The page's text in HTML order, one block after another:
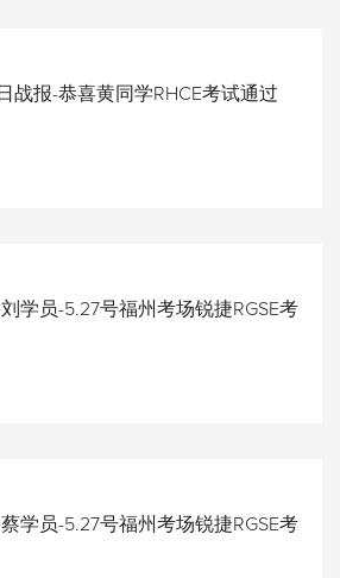
战报-恭喜黄同学RHCE考试通过
学员-5.27号福州考场锐捷RGSE考
学员-5.27号福州考场锐捷RGSE考